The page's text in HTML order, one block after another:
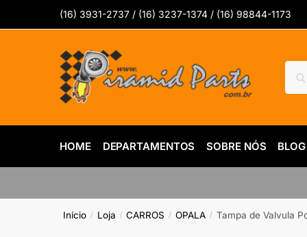
(16) 3931-2737 / (16) 3237-1374 / (16) 98844-1173
por:
HOME DEPARTAMENTOS SOBRE NÓS BLOG
Início / Loja / CARROS / OPALA / Tampa de Valvula